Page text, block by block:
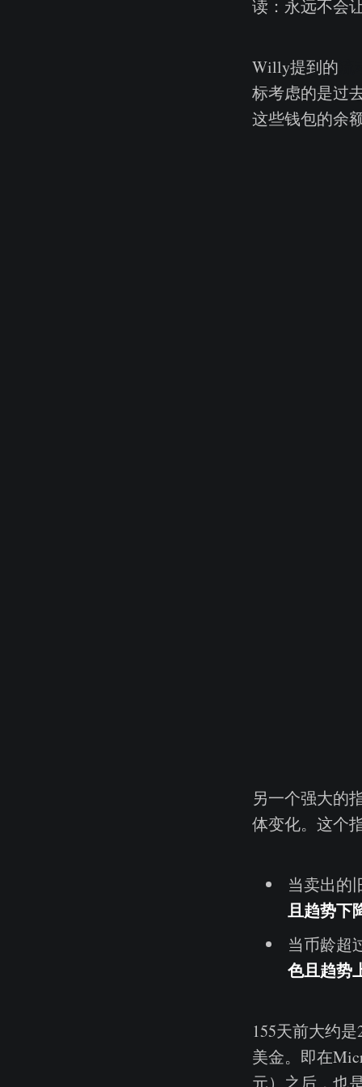
读：永远不会
Willy提到的
标考虑的是过
这些钱包的余
另一个强大的
体变化。这个
当卖出的
且趋势下
当币龄超
色且趋势
155天前大约
美金。即在